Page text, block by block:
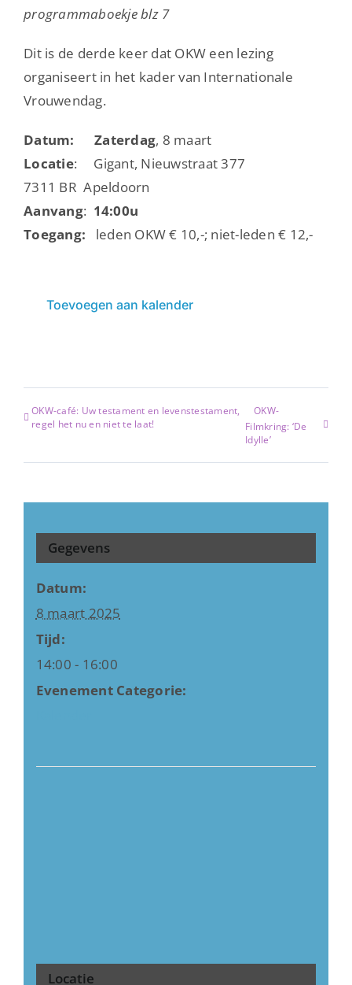
programmaboekje blz 7
Dit is de derde keer dat OKW een lezing
organiseert in het kader van Internationale
Vrouwendag.
Datum: Zaterdag, 8 maart
Locatie: Gigant, Nieuwstraat 377
7311 BR Apeldoorn
Aanvang: 14:00u
Toegang: leden OKW € 10,-; niet-leden € 12,-
Toevoegen aan kalender
OKW-café: Uw testament en levenstestament,
regel het nu en niet te laat!
OKW-
Filmkring: ‘De
Idylle’
Gegevens
Datum:
8 maart 2025
Tijd:
14:00 - 16:00
Evenement Categorie:
Locatie